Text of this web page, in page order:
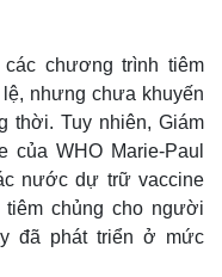
chương trình tiêm
nhưng chưa khuyến
thời. Tuy nhiên, Giám
của WHO Marie-Paul
nước dự trữ vaccine
tiêm chủng cho người
đã phát triển ở mức